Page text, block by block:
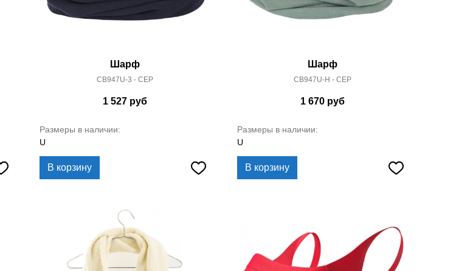
Шарф
CB947U-3 - CEP
1 527руб
Размеры в наличии:
U
В корзину
Шарф
CB947U-H - CEP
1 670руб
Размеры в наличии:
U
В корзину